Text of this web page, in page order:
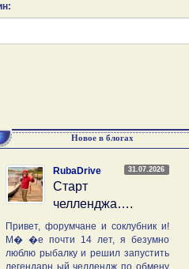
Новое в блогах
31.07.2026
RubaDrive
Старт
челленджа….
Привет, форумчане и соклубник и!
М� �е почти 14 лет, я безумно
люблю рыбалку и решил запустить
легендарн ый челлендж по обмену